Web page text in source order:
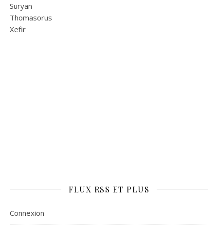
Suryan
Thomasorus
Xefir
FLUX RSS ET PLUS
Connexion